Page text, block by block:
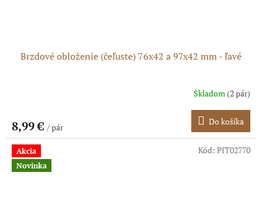
Brzdové obloženie (čeľuste) 76x42 a 97x42 mm - ľavé
je
5,0
5
hviezdičiek.
Skladom(2 pár)
8,99 € / pár
Do košíka
Akcia
Novinka
Kód: PIT02770